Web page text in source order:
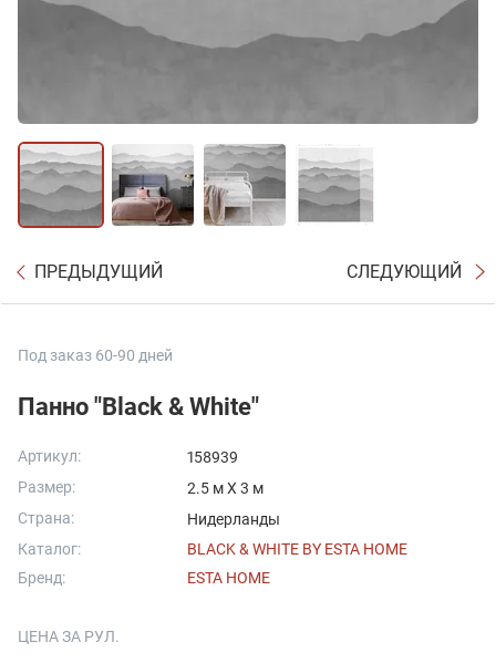
ПРЕДЫДУЩИЙ СЛЕДУЮЩИЙ
Под заказ 60-90 дней
Панно "Black & White"
Артикул:
158939
Размер:
2.5 м X 3 м
Страна:
Нидерланды
Каталог:
BLACK & WHITE BY ESTA HOME
Бренд:
ESTA HOME
ЦЕНА ЗА РУЛ.